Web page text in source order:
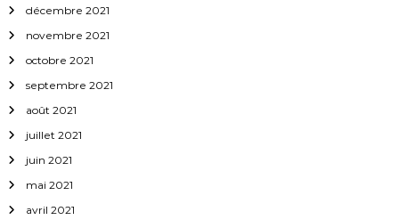
décembre 2021
novembre 2021
octobre 2021
septembre 2021
août 2021
juillet 2021
juin 2021
mai 2021
avril 2021